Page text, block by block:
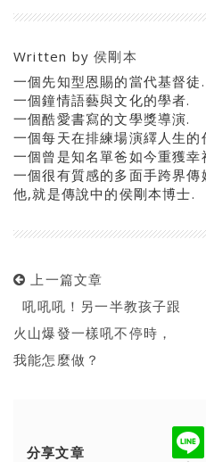
Written by侯剛本
一個先知型恩賜的當代基督徒.
一個鐘情語藝與文化的學者.
一個酷愛書寫的文學獎導演.
一個每天在排練場演繹人生的
一個曾是知名單爸如今重獲幸
一個很有質感的多面手跨界傳
他,就是傳說中的侯剛本博士.
上一篇文章
吼吼吼！另一半教孩子跟
火山爆發一樣吼不停時，
我能怎麼做？
分享文章